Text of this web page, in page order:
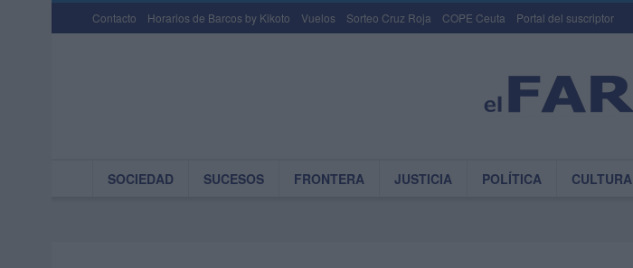
Contacto Horarios de Barcos by Kikoto Vuelos Sorteo Cruz Roja COPE Ceuta Portal del suscriptor
SOCIEDAD SUCESOS FRONTERA JUSTICIA POLÍTICA CULTURA